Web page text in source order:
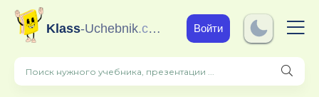
Klass-Uchebnik.com Войти